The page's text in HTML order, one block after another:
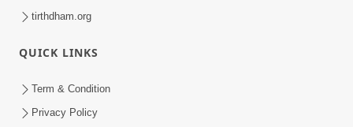
tirthdham.org
QUICK LINKS
Term & Condition
Privacy Policy